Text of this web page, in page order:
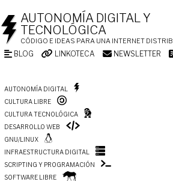
AUTONOMÍA DIGITAL Y
TECNOLÓGICA
CÓDIGO E IDEAS PARA UNA INTERNET
BLOG LINKOTECA NEWSLETTER
AUTONOMÍA DIGITAL
CULTURA LIBRE
CULTURA TECNOLÓGICA
DESARROLLO WEB
GNU/LINUX
INFRAESTRUCTURA DIGITAL
SCRIPTING Y PROGRAMACIÓN
SOFTWARE LIBRE